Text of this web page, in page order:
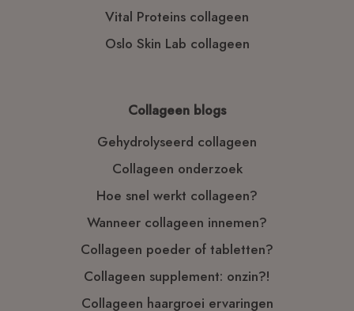
Vital Proteins collageen
Oslo Skin Lab collageen
Collageen blogs
Gehydrolyseerd collageen
Collageen onderzoek
Hoe snel werkt collageen?
Wanneer collageen innemen?
Collageen poeder of tabletten?
Collageen supplement: onzin?!
Collageen haargroei ervaringen